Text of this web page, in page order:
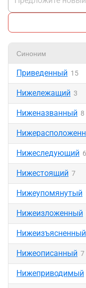
Синоним
Приведенный 15
Нижележащий 3
Ниженазванный 8
Нижеследующий 6
Нижестоящий 7
Нижеупомянутый
Нижеизложенный
Нижеизъясненный
Нижеописанный 7
Нижеприводимый